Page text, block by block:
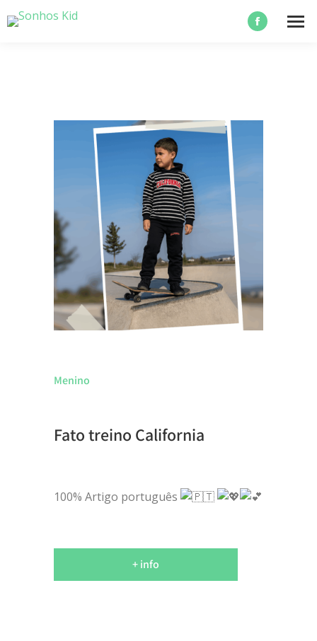
Menino
Fato treino California
100% Artigo português
+ info